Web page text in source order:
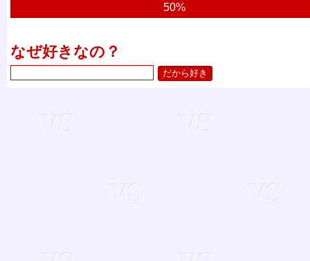
50%
なぜ好きなの？